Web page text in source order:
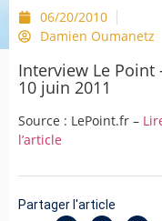
06/20/2010
Damien Oumanetz
Interview Le Point
10 juin 2011
Source : LePoint.fr –
l’article
Partager l'article